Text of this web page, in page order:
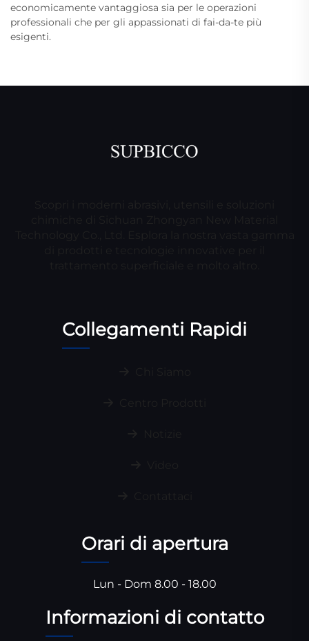
economicamente vantaggiosa sia per le operazioni
professionali che per gli appassionati di fai-da-te più
esigenti.
Collegamenti Rapidi
Orari di apertura
Lun - Dom 8.00 - 18.00
Informazioni di contatto